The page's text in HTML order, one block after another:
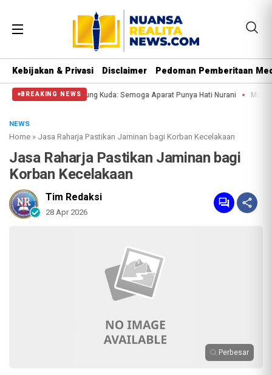
Kebijakan & Privasi Disclaimer Pedoman Pemberitaan
BREAKING NEWS
di Patung Kuda: Semoga Aparat Punya Hati Nurani Massa Reuni 212
NEWS
Home » Jasa Raharja Pastikan Jaminan bagi Korban Kecelakaan
Jasa Raharja Pastikan Jaminan bagi
Korban Kecelakaan
Tim Redaksi
28 Apr 2026
Perbesar